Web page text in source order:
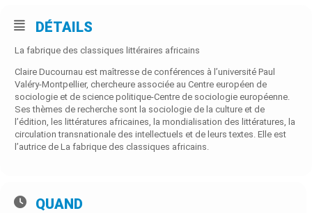
DÉTAILS
La fabrique des classiques littéraires africains
Claire Ducournau est maîtresse de conférences à l’université Paul
Valéry-Montpellier, chercheure associée au Centre européen de
sociologie et de science politique-Centre de sociologie européenne.
Ses thèmes de recherche sont la sociologie de la culture et de
l’édition, les littératures africaines, la mondialisation des littératures, la
circulation transnationale des intellectuels et de leurs textes. Elle est
l’autrice de La fabrique des classiques africains.
QUAND